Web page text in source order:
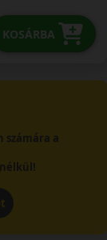
KOSÁRBA
számára a